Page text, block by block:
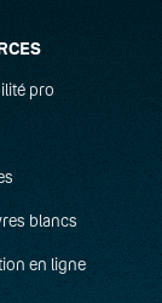
pro
blancs
en ligne